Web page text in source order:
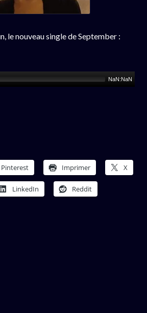
le nouveau single de September :
NaN:NaN
Pinterest Imprimer X
LinkedIn Reddit